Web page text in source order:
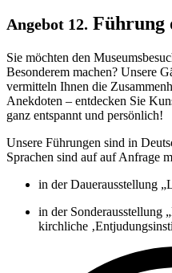
Angebot 12. Führung
Sie möchten den
Besonderem machen? Unsere
vermitteln Ihnen die
Anekdoten – entdecken Sie
ganz entspannt und persönlich!
Unsere Führungen sind in
Sprachen sind auf auf Anfrage
in der Dauerausstellung
in der Sonderausstellung
kirchliche